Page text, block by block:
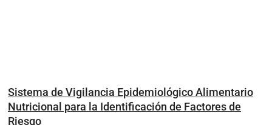
Sistema de Vigilancia Epidemiológico Alimentario
Nutricional para la Identificación de Factores de
Riesgo